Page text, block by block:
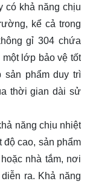
có khả năng chịu
kể cả trong
gỉ 304 chứa
một lớp bảo vệ tốt
sản phẩm duy trì
thời gian dài sử
năng chịu nhiệt
cao, sản phẩm
nhà tắm, nơi
ra. Khả năng